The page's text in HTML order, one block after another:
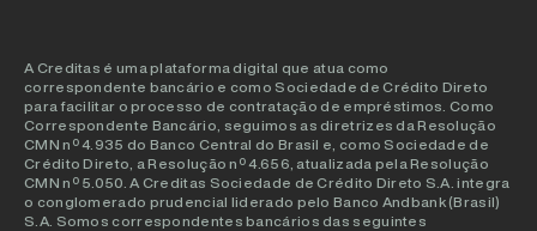
A Creditas é uma plataforma digital que atua como
correspondente bancário e como Sociedade de Crédito Direto
para facilitar o processo de contratação de empréstimos. Como
Correspondente Bancário, seguimos as diretrizes da Resolução
CMN nº 4.935 do Banco Central do Brasil e, como Sociedade de
Crédito Direto, a Resolução nº 4.656, atualizada pela Resolução
CMN nº 5.050. A Creditas Sociedade de Crédito Direto S.A. integra
o conglomerado prudencial liderado pelo Banco Andbank (Brasil)
S.A. Somos correspondentes bancários das seguintes